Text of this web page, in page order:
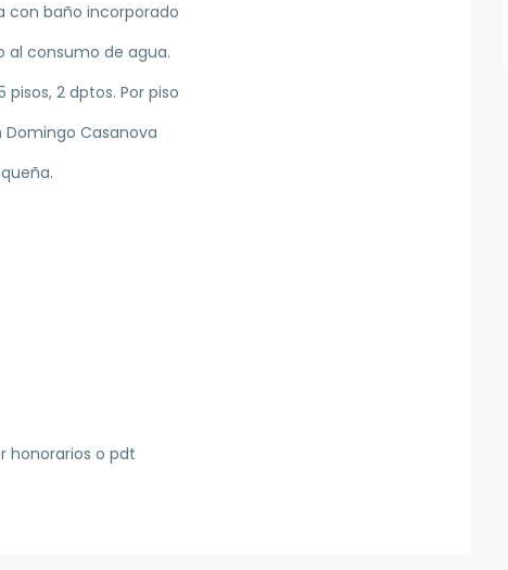
con baño incorporado
al consumo de agua.
2 dptos. Por piso
Casanova
honorarios o pdt